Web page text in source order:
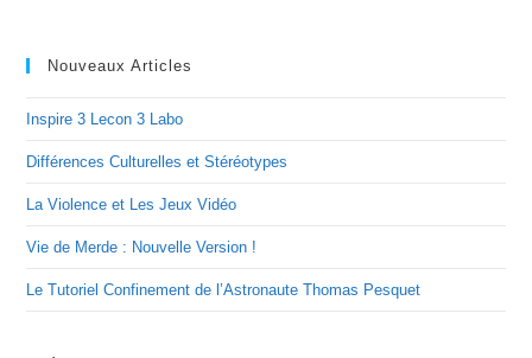
Nouveaux Articles
Inspire 3 Lecon 3 Labo
Différences Culturelles et Stéréotypes
La Violence et Les Jeux Vidéo
Vie de Merde : Nouvelle Version !
Le Tutoriel Confinement de l’Astronaute Thomas Pesquet